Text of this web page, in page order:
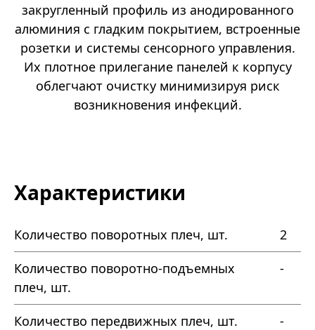
закругленный профиль из анодированного
алюминия с гладким покрытием, встроенные
розетки и системы сенсорного управления.
Их плотное прилегание панелей к корпусу
облегчают очистку минимизируя риск
возникновения инфекций.
Характеристики
Количество поворотных плеч, шт.
2
Количество поворотно-подъемных
плеч, шт.
-
Количество передвижных плеч, шт.
-